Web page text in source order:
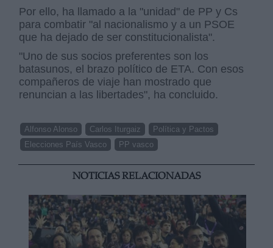
Por ello, ha llamado a la "unidad" de PP y Cs
para combatir "al nacionalismo y a un PSOE
que ha dejado de ser constitucionalista".
"Uno de sus socios preferentes son los
batasunos, el brazo político de ETA. Con esos
compañeros de viaje han mostrado que
renuncian a las libertades", ha concluido.
Alfonso Alonso Carlos Iturgaiz
Política y Pactos
Elecciones País Vasco
PP vasco
NOTICIAS RELACIONADAS